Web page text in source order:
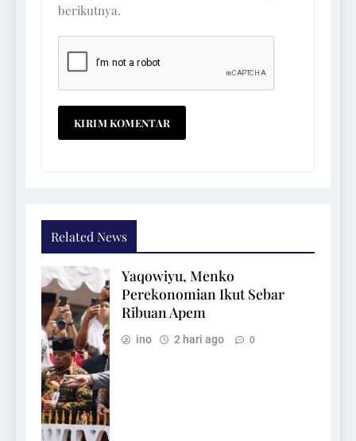
berikutnya.
Related News
Yaqowiyu, Menko
Perekonomian Ikut Sebar
Ribuan Apem
ino 2 hari ago 0